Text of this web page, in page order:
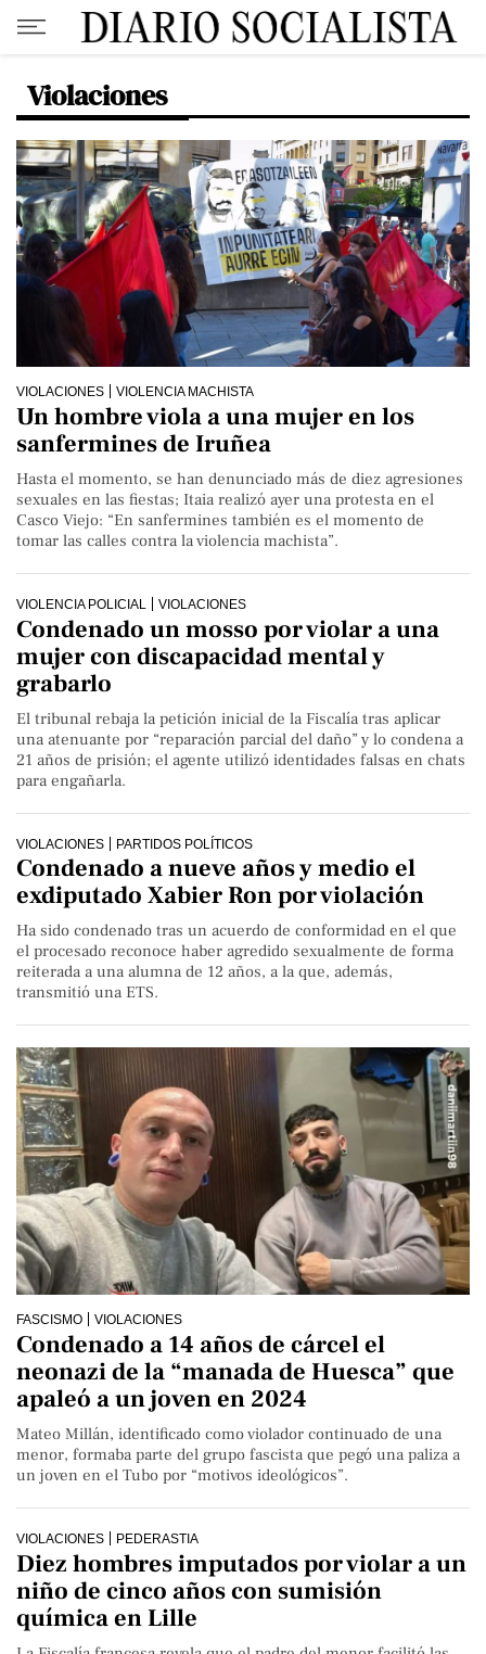
Violaciones
VIOLACIONES VIOLENCIA MACHISTA
Un hombre viola a una mujer en los
sanfermines de Iruñea
Hasta el momento, se han denunciado más de diez agresiones
sexuales en las fiestas; Itaia realizó ayer una protesta en el
Casco Viejo: “En sanfermines también es el momento de
tomar las calles contra la violencia machista”.
VIOLENCIA POLICIAL VIOLACIONES
Condenado un mosso por violar a una
mujer con discapacidad mental y
grabarlo
El tribunal rebaja la petición inicial de la Fiscalía tras aplicar
una atenuante por “reparación parcial del daño” y lo condena a
21 años de prisión; el agente utilizó identidades falsas en chats
para engañarla.
VIOLACIONES PARTIDOS POLÍTICOS
Condenado a nueve años y medio el
exdiputado Xabier Ron por violación
Ha sido condenado tras un acuerdo de conformidad en el que
el procesado reconoce haber agredido sexualmente de forma
reiterada a una alumna de 12 años, a la que, además,
transmitió una ETS.
FASCISMO VIOLACIONES
Condenado a 14 años de cárcel el
neonazi de la “manada de Huesca” que
apaleó a un joven en 2024
Mateo Millán, identificado como violador continuado de una
menor, formaba parte del grupo fascista que pegó una paliza a
un joven en el Tubo por “motivos ideológicos”.
VIOLACIONES PEDERASTIA
Diez hombres imputados por violar a un
niño de cinco años con sumisión
química en Lille